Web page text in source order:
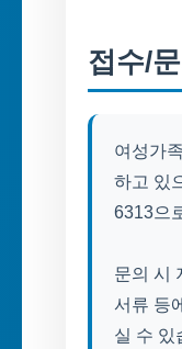
접수/문
여성가
하고 있
6313으
문의 시
서류 등
실 수 있